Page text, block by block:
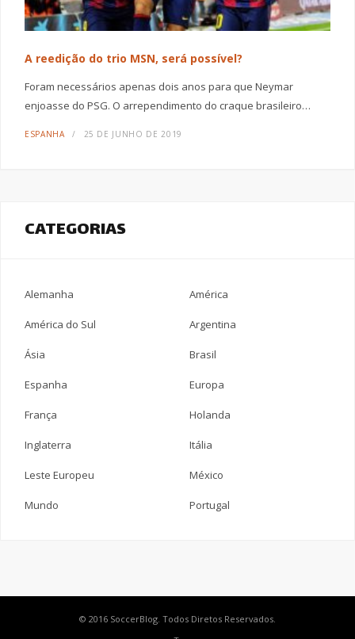
A reedição do trio MSN, será possível?
Foram necessários apenas dois anos para que Neymar
enjoasse do PSG. O arrependimento do craque brasileiro…
ESPANHA 25 DE JUNHO DE 2019
CATEGORIAS
Alemanha América
América do Sul Argentina
Ásia Brasil
Espanha Europa
França Holanda
Inglaterra Itália
Leste Europeu México
Mundo Portugal
© 2016 SoccerBlog. Todos Diretos Reservados.